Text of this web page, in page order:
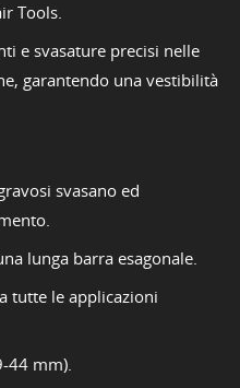
Tools.
e svasature precisi nelle
garantendo una vestibilità
svasano ed
lunga barra esagonale.
tutte le applicazioni
44 mm).